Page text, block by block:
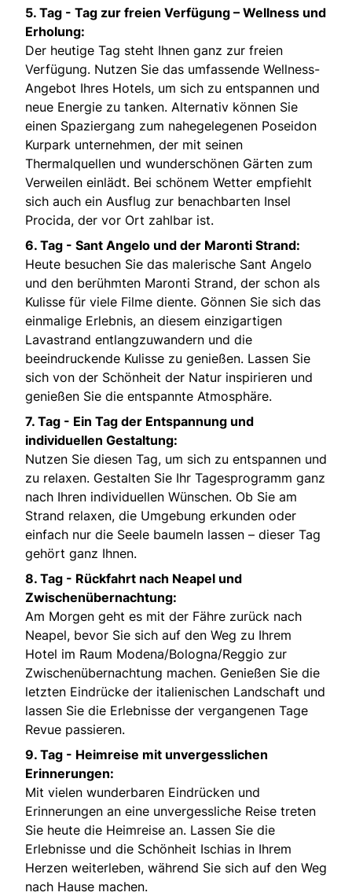
5. Tag - Tag zur freien Verfügung – Wellness und
Erholung:
Der heutige Tag steht Ihnen ganz zur freien
Verfügung. Nutzen Sie das umfassende Wellness-
Angebot Ihres Hotels, um sich zu entspannen und
neue Energie zu tanken. Alternativ können Sie
einen Spaziergang zum nahegelegenen Poseidon
Kurpark unternehmen, der mit seinen
Thermalquellen und wunderschönen Gärten zum
Verweilen einlädt. Bei schönem Wetter empfiehlt
sich auch ein Ausflug zur benachbarten Insel
Procida, der vor Ort zahlbar ist.
6. Tag - Sant Angelo und der Maronti Strand:
Heute besuchen Sie das malerische Sant Angelo
und den berühmten Maronti Strand, der schon als
Kulisse für viele Filme diente. Gönnen Sie sich das
einmalige Erlebnis, an diesem einzigartigen
Lavastrand entlangzuwandern und die
beeindruckende Kulisse zu genießen. Lassen Sie
sich von der Schönheit der Natur inspirieren und
genießen Sie die entspannte Atmosphäre.
7. Tag - Ein Tag der Entspannung und
individuellen Gestaltung:
Nutzen Sie diesen Tag, um sich zu entspannen und
zu relaxen. Gestalten Sie Ihr Tagesprogramm ganz
nach Ihren individuellen Wünschen. Ob Sie am
Strand relaxen, die Umgebung erkunden oder
einfach nur die Seele baumeln lassen – dieser Tag
gehört ganz Ihnen.
8. Tag - Rückfahrt nach Neapel und
Zwischenübernachtung:
Am Morgen geht es mit der Fähre zurück nach
Neapel, bevor Sie sich auf den Weg zu Ihrem
Hotel im Raum Modena/Bologna/Reggio zur
Zwischenübernachtung machen. Genießen Sie die
letzten Eindrücke der italienischen Landschaft und
lassen Sie die Erlebnisse der vergangenen Tage
Revue passieren.
9. Tag - Heimreise mit unvergesslichen
Erinnerungen:
Mit vielen wunderbaren Eindrücken und
Erinnerungen an eine unvergessliche Reise treten
Sie heute die Heimreise an. Lassen Sie die
Erlebnisse und die Schönheit Ischias in Ihrem
Herzen weiterleben, während Sie sich auf den Weg
nach Hause machen.